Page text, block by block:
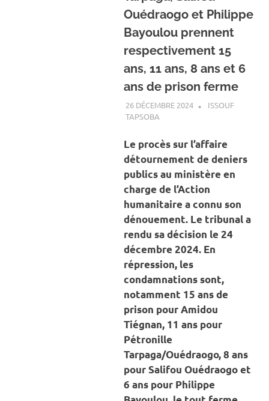
Ouédraogo et Philippe
Bayoulou prennent
respectivement 15
ans, 11 ans, 8 ans et 6
ans de prison ferme
26 DÉCEMBRE 2024
ISSOUF
TAPSOBA
Le procès sur l’affaire
détournement de deniers
publics au ministère en
charge de l’Action
humanitaire a connu son
dénouement. Le tribunal a
rendu sa décision le 24
décembre 2024. En
répression, les
condamnations sont,
notamment 15 ans de
prison pour Amidou
Tiégnan, 11 ans pour
Pétronille
Tarpaga/Ouédraogo, 8 ans
pour Salifou Ouédraogo et
6 ans pour Philippe